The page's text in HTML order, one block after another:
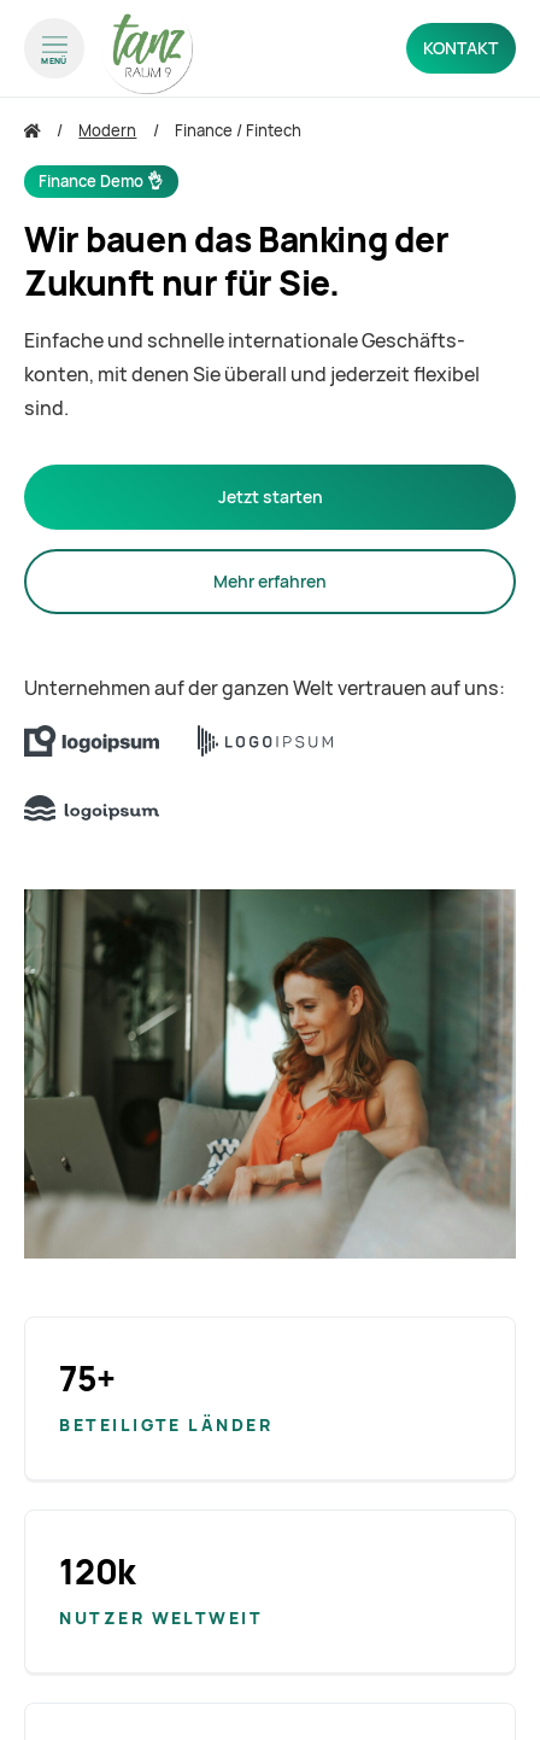
MENÜ
KONTAKT
zum Inhalt springen
Modern Finance / Fintech
Finance Demo 👌
Wir bauen das Banking der
Zukunft nur für Sie.
Einfache und schnelle internationale Geschäfts­
konten, mit denen Sie überall und jederzeit flexibel
sind.
Jetzt starten
Mehr erfahren
Unternehmen auf der ganzen Welt vertrauen auf uns:
75+
BETEILIGTE LÄNDER
120k
NUTZER WELTWEIT